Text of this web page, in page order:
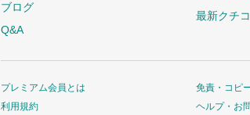
ブログ
Q&A
最新クチ
プレミアム会員とは
利用規約
免責・コピ
ヘルプ・お